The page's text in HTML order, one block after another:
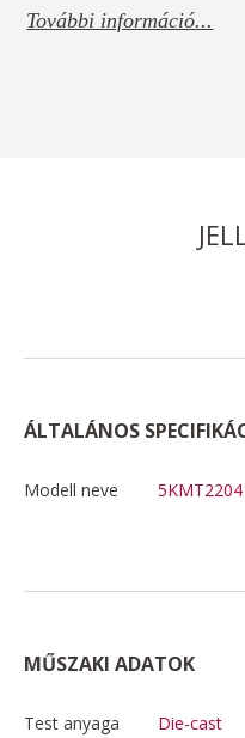
További információ...
ÁLTALÁNOS
Modell neve 5KMT2204
MŰSZAKI ADATOK
Test anyaga Die-cast